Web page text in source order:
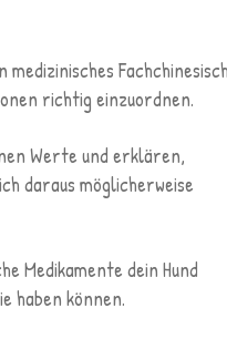
Fachchinesisch
richtig einzuordnen.
Werte und erklären,
daraus möglicherweise
Medikamente dein Hund
haben können.